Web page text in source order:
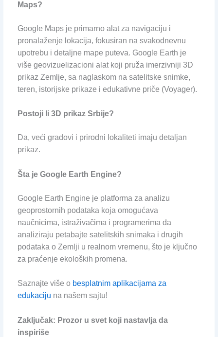
Maps?
Google Maps je primarno alat za navigaciju i
pronalaženje lokacija, fokusiran na svakodnevnu
upotrebu i detaljne mape puteva. Google Earth je
više geovizuelizacioni alat koji pruža imerzivniji 3D
prikaz Zemlje, sa naglaskom na satelitske snimke,
teren, istorijske prikaze i edukativne priče (Voyager).
Postoji li 3D prikaz Srbije?
Da, veći gradovi i prirodni lokaliteti imaju detaljan
prikaz.
Šta je Google Earth Engine?
Google Earth Engine je platforma za analizu
geoprostornih podataka koja omogućava
naučnicima, istraživačima i programerima da
analiziraju petabajte satelitskih snimaka i drugih
podataka o Zemlji u realnom vremenu, što je ključno
za praćenje ekoloških promena.
Saznajte više o besplatnim aplikacijama za
edukaciju na našem sajtu!
Zaključak: Prozor u svet koji nastavlja da
inspiriše